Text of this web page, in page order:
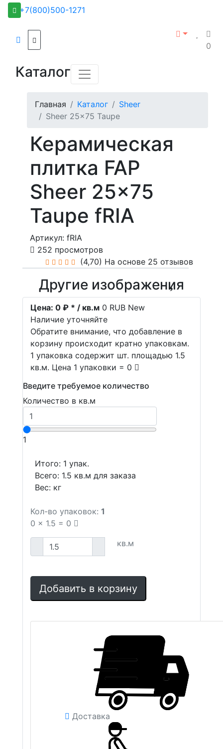
+7(800)500-1271
0
Каталог
Главная Каталог
Sheer
Sheer 25x75 Taupe
Керамическая
плитка FAP
Sheer 25x75
Taupe fRIA
Артикул: fRIA
252 просмотров
(4,70) На основе 25 отзывов
Другие изображения
Цена: 0 ₽ * / кв.м 0 RUB New
Наличие уточняйте
Обратите внимание, что добавление в
корзину происходит кратно упаковкам.
1 упаковка содержит шт. площадью 1.5
кв.м. Цена 1 упаковки = 0
Введите требуемое количество
Количество в кв.м
1
Итого: 1 упак.
Всего: 1.5 кв.м для заказа
Вес: кг
Кол-во упаковок: 1
0 x 1.5 = 0
кв.м
Добавить в корзину
Доставка